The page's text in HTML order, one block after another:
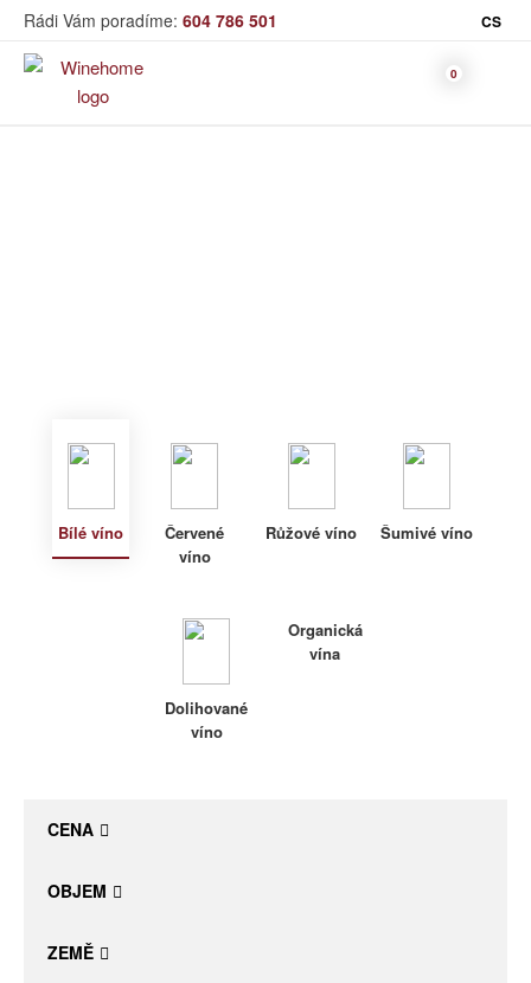
Rádi Vám poradíme: 604 786 501 CS
víno
vína
Specialní vína
Degustační sety
Daniel Pesat Wine
Bílé víno
Červené
víno
Růžové víno Šumivé víno
Dolihované
víno
Organická
vína
CENA
OBJEM
ZEMĚ